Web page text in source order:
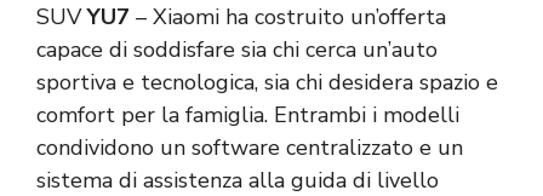
SUVYU7 – Xiaomi ha costruito un’offerta
capace di soddisfare sia chi cerca un’auto
sportiva e tecnologica, sia chi desidera spazio e
comfort per la famiglia. Entrambi i modelli
condividono un software centralizzato e un
sistema di assistenza alla guida di livello